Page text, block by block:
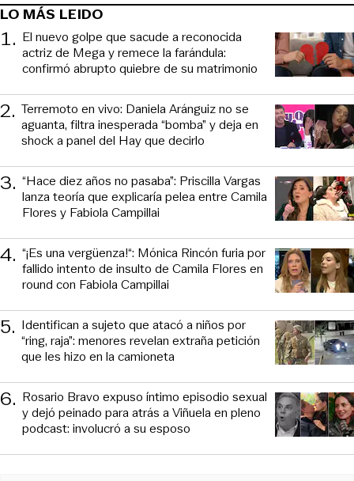
LO MÁS LEIDO
1. El nuevo golpe que sacude a reconocida
actriz de Mega y remece la farándula:
confirmó abrupto quiebre de su matrimonio
2. Terremoto en vivo: Daniela Aránguiz no se
aguanta, filtra inesperada “bomba” y deja en
shock a panel del Hay que decirlo
3. “Hace diez años no pasaba”: Priscilla Vargas
lanza teoría que explicaría pelea entre Camila
Flores y Fabiola Campillai
4. “¡Es una vergüenza!“: Mónica Rincón furia por
fallido intento de insulto de Camila Flores en
round con Fabiola Campillai
5. Identifican a sujeto que atacó a niños por
“ring, raja”: menores revelan extraña petición
que les hizo en la camioneta
6. Rosario Bravo expuso íntimo episodio sexual
y dejó peinado para atrás a Viñuela en pleno
podcast: involucró a su esposo